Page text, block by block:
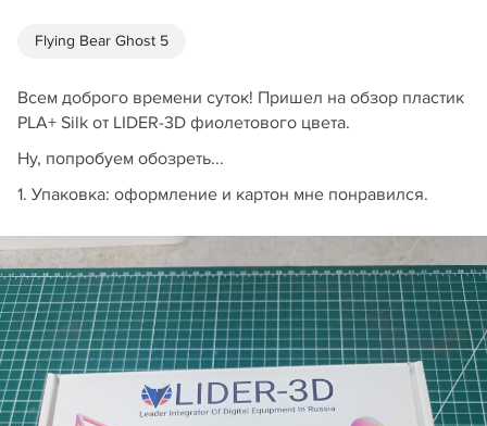
Flying Bear Ghost 5
Всем доброго времени суток! Пришел на обзор пластик
PLA+ Silk от LIDER-3D фиолетового цвета.
Ну, попробуем обозреть...
1. Упаковка: оформление и картон мне понравился.